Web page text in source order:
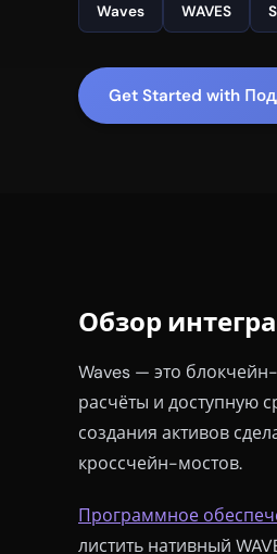
Waves WAVES
Get Started with
Обзор
Waves — это
расчёты и доступную
создания активов
кроссчейн-мостов.
Программное
листить нативный